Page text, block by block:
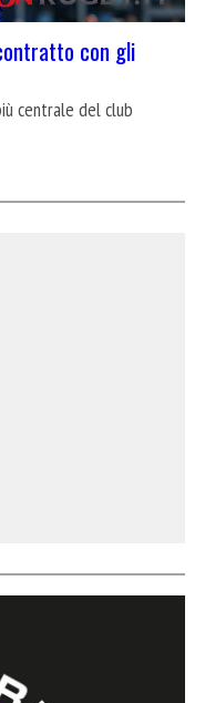
con gli
centrale del club